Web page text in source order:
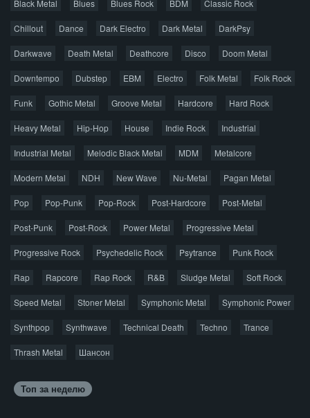
Black Metal Blues Blues Rock BDM Classic Rock
Chillout Dance Dark Electro Dark Metal DarkPsy
Darkwave Death Metal Deathcore Disco Doom Metal
Downtempo Dubstep EBM Electro Folk Metal Folk Rock
Funk Gothic Metal Groove Metal Hardcore Hard Rock
Heavy Metal Hip-Hop House Indie Rock Industrial
Industrial Metal Melodic Black Metal MDM Metalcore
Modern Metal NDH New Wave Nu-Metal Pagan Metal
Pop Pop-Punk Pop-Rock Post-Hardcore Post-Metal
Post-Punk Post-Rock Power Metal Progressive Metal
Progressive Rock Psychedelic Rock Psytrance Punk Rock
Rap Rapcore Rap Rock R&B Sludge Metal Soft Rock
Speed Metal Stoner Metal Symphonic Metal Symphonic Power
Synthpop Synthwave Technical Death Techno Trance
Thrash Metal Шансон
Топ за неделю
Популярное за сутки
Главная Поиск по сайту
Карта сайта
Джаз
Метал Поп Рэп Рок Шансон
Весь материал выложен для ознакомления, после
лицензионную копию.